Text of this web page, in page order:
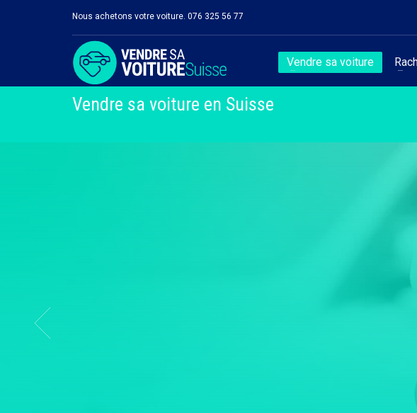
Nous achetons votre voiture. 076 325 56 77
Vendre sa voiture
Vendre sa voiture en Suisse